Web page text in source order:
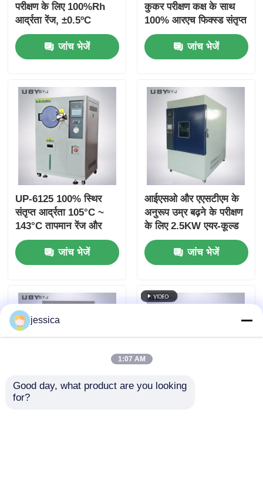
परीक्षण के लिए 100%Rh
आर्द्रता रेंज, ±0.5ºC
तापमान एकरूपता और
105ºC~+135ºC तापमान
रेंज के साथ UP-6125
जांच भेजें
कुकर परीक्षण कक्ष के साथ
100% आरएच फिक्स्ड संतृप्त
भाप के लिए 105°C ~
143°C तापमान रेंज और
0.05 ~ 0.30MPa कार्य
जांच भेजें
UP-6125 100% स्थिर
संतृप्त आर्द्रता 105°C ~
143°C तापमान रेंज और
0.05 ~ 0.30MPa कार्य
दबाव के साथ त्वरित उम्र
बढ़ने परीक्षण कक्ष
जांच भेजें
आईएसओ और एएसटीएम के
अनुरूप उम्र बढ़ने के परीक्षण
के लिए 2.5KW एयर-कूल्ड
लॉन्ग आर्क ज़ेनॉन लैंप के
साथ UP-6117 प्रोग्राम
करने योग्य ज़ेनॉन आर्क टेस्ट
जांच भेजें
jessica
1:07 AM
Good day, what product are you looking
for?